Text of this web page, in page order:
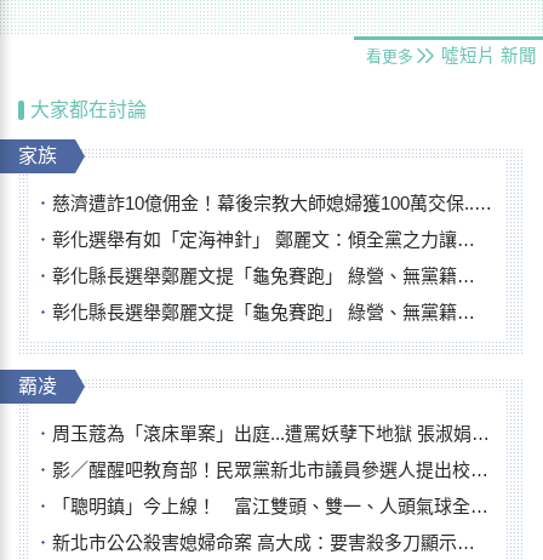
看更多 噓短片 新聞
大家都在討論
家族
慈濟遭詐10億佣金！幕後宗教大師媳婦獲100萬交保...快步奔離不發一語
彰化選舉有如「定海神針」 鄭麗文：傾全黨之力讓彰化贏
彰化縣長選舉鄭麗文提「龜兔賽跑」 綠營、無黨籍忙否認是烏龜
彰化縣長選舉鄭麗文提「龜兔賽跑」 綠營、無黨籍忙否認是烏龜
霸凌
周玉蔻為「滾床單案」出庭...遭罵妖孽下地獄 張淑娟批：舌頭殺人有罪
影／醒醒吧教育部！民眾黨新北市議員參選人提出校園反毒防線升級政見
「聰明鎮」今上線！ 富江雙頭、雙一、人頭氣球全登場
新北市公公殺害媳婦命案 高大成：要害殺多刀顯示怨恨深